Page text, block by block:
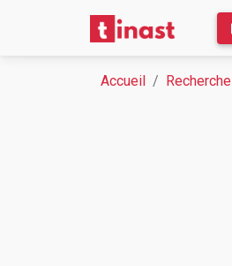
Accueil Recherche